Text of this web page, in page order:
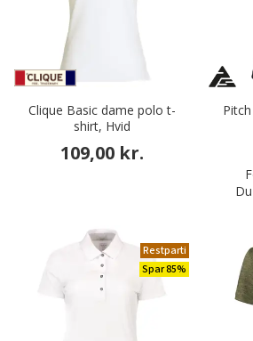
Clique Basic dame polo t-
shirt, Hvid
109,00 kr.
Restparti
Spar 85%